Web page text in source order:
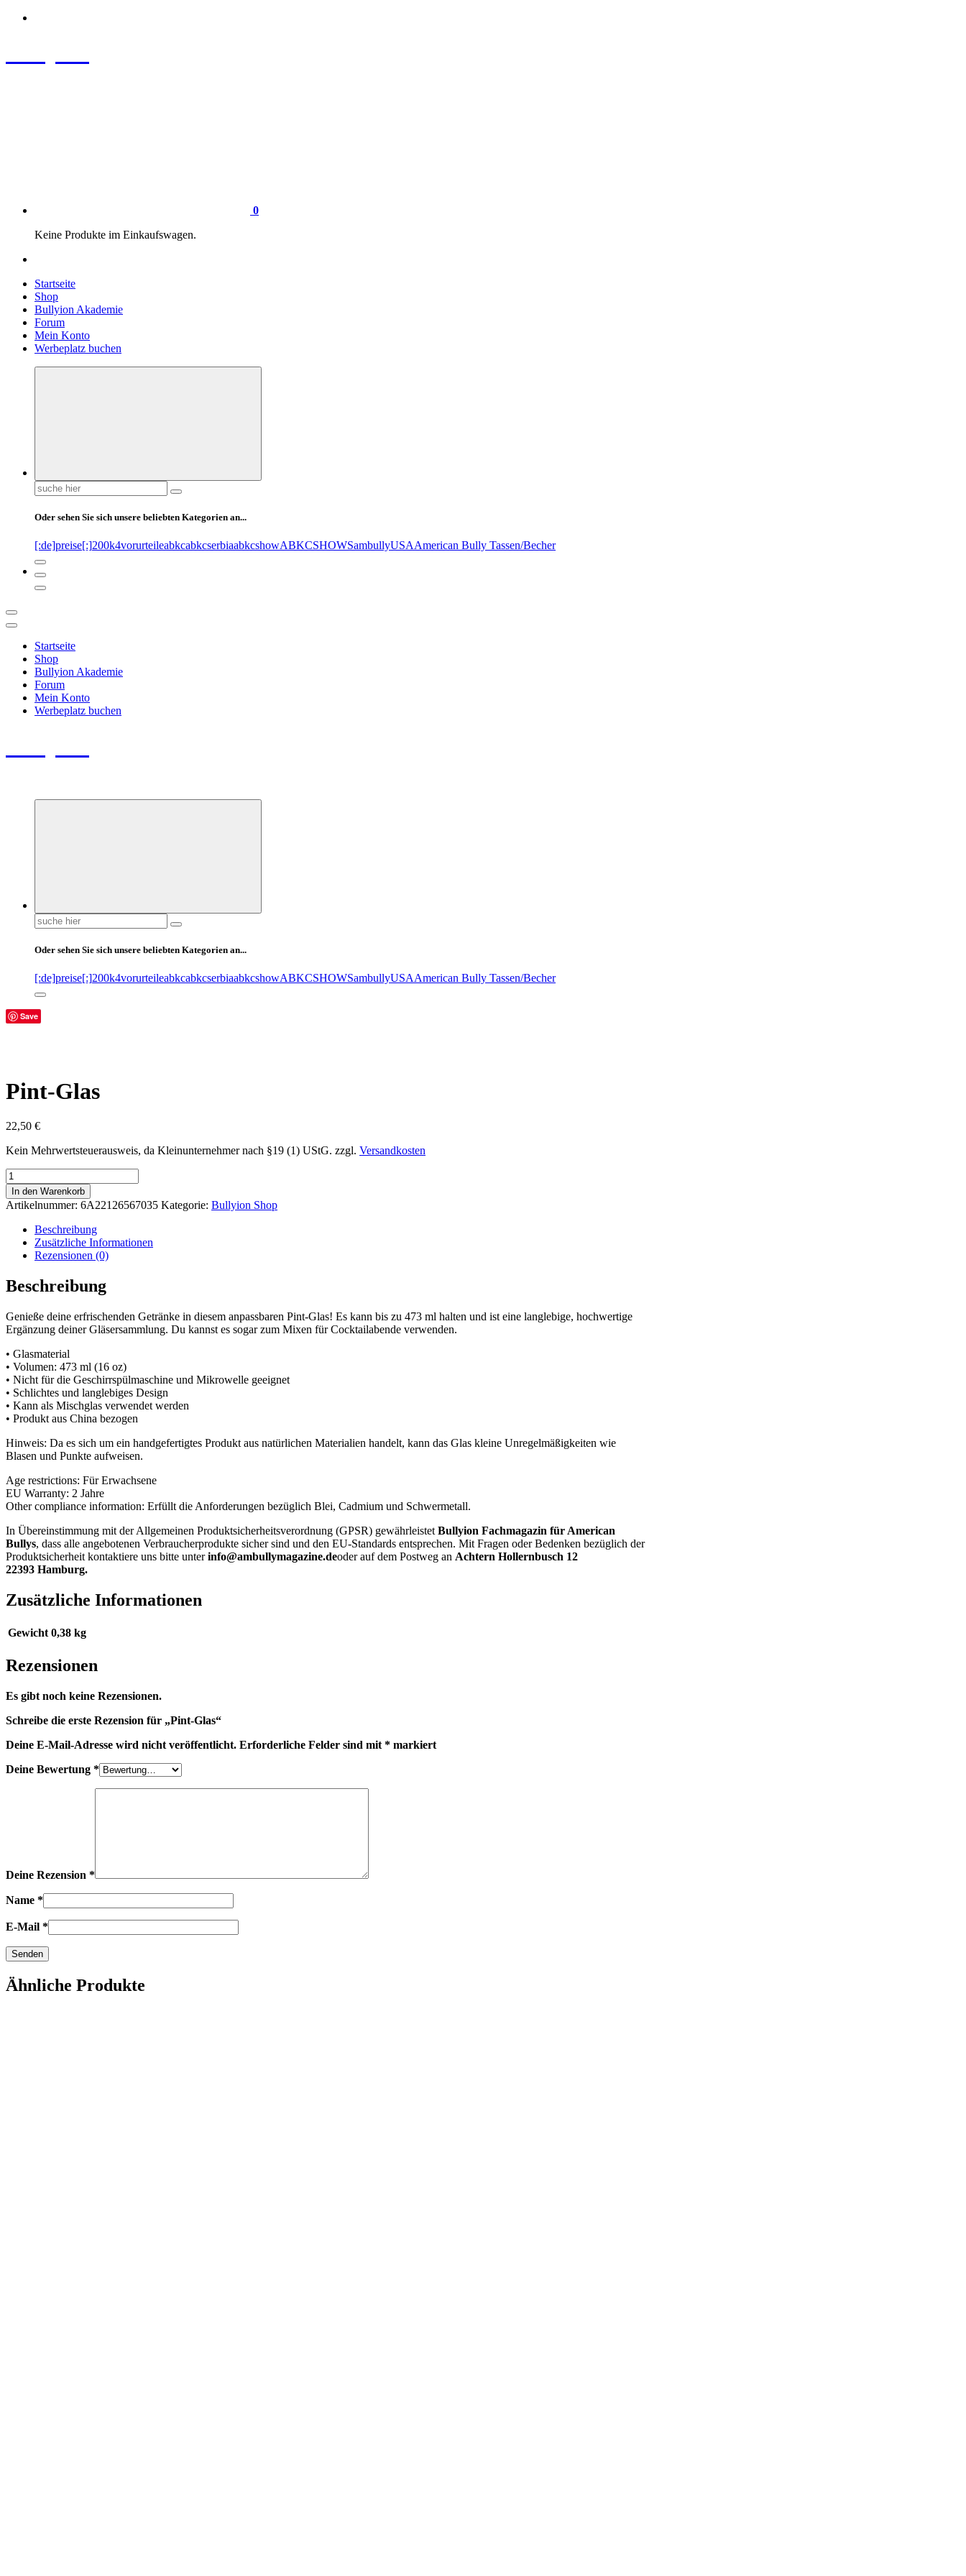
Zum
0
Keine Produkte im Einkaufswagen.
Startseite
Shop
Bullyion Akademie
Forum
Mein Konto
Werbeplatz buchen
Suchen
nach:
Oder sehen Sie sich unsere beliebten Kategorien an...
[:de]preise[:]200k4vorurteileabkcabkcserbiaabkcshowABKCSHOWSambullyUSAAmerican Bully Tassen/Becher
Startseite
Shop
Bullyion Akademie
Forum
Mein Konto
Werbeplatz buchen
Suchen
nach:
Oder sehen Sie sich unsere beliebten Kategorien an...
[:de]preise[:]200k4vorurteileabkcabkcserbiaabkcshowABKCSHOWSambullyUSAAmerican Bully Tassen/Becher
Save
Pint-Glas
22,50 €
Kein Mehrwertsteuerausweis, da Kleinunternehmer nach §19 (1) UStG. zzgl. Versandkosten
Pint-
Glas
Menge
In den Warenkorb
Artikelnummer: 6A22126567035 Kategorie: Bullyion Shop
Beschreibung
Zusätzliche Informationen
Rezensionen (0)
Beschreibung
Genieße deine erfrischenden Getränke in diesem anpassbaren Pint-Glas! Es kann bis zu 473 ml halten und ist eine langlebige, hochwertige
Ergänzung deiner Gläsersammlung. Du kannst es sogar zum Mixen für Cocktailabende verwenden.
• Glasmaterial
• Volumen: 473 ml (16 oz)
• Nicht für die Geschirrspülmaschine und Mikrowelle geeignet
• Schlichtes und langlebiges Design
• Kann als Mischglas verwendet werden
• Produkt aus China bezogen
Hinweis: Da es sich um ein handgefertigtes Produkt aus natürlichen Materialien handelt, kann das Glas kleine Unregelmäßigkeiten wie
Blasen und Punkte aufweisen.
Age restrictions: Für Erwachsene
EU Warranty: 2 Jahre
Other compliance information: Erfüllt die Anforderungen bezüglich Blei, Cadmium und Schwermetall.
In Übereinstimmung mit der Allgemeinen Produktsicherheitsverordnung (GPSR) gewährleistet Bullyion Fachmagazin für American
Bullys, dass alle angebotenen Verbraucherprodukte sicher sind und den EU-Standards entsprechen. Mit Fragen oder Bedenken bezüglich der
Produktsicherheit kontaktiere uns bitte unterinfo@ambullymagazine.deoder auf dem Postweg an Achtern Hollernbusch 12
22393 Hamburg.
Zusätzliche Informationen
Gewicht 0,38 kg
Rezensionen
Es gibt noch keine Rezensionen.
Schreibe die erste Rezension für „Pint-Glas“
Deine E-Mail-Adresse wird nicht veröffentlicht. Erforderliche Felder sind mit * markiert
Deine Bewertung *
Deine Rezension *
Name *
E-Mail *
Ähnliche Produkte